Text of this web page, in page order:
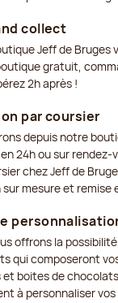
collect
Jeff de Bruges
gratuit,
2h après !
par coursier
depuis notre
24h ou sur rendez-
chez Jeff de
sur mesure et remise
offrons la
qui composeront
boites de
à personnaliser